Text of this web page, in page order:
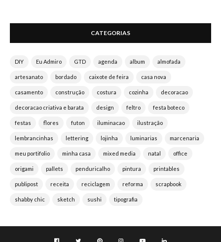
CATEGORIAS
DIY Eu Admiro GTD agenda album almofada
artesanato bordado caixote de feira casa nova
casamento construção costura cozinha decoracao
decoracao criativa e barata design feltro festa boteco
festas flores futon iluminacao ilustração
lembrancinhas lettering lojinha luminarias marcenaria
meu portifolio minha casa mixed media natal office
origami pallets penduricalho pintura printables
publipost receita reciclagem reforma scrapbook
shabby chic sketch sushi tipografia